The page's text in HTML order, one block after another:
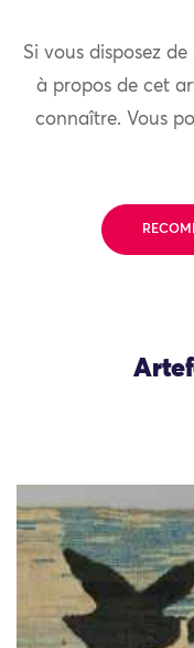
Si vous disposez
à propos de cet
connaître. Vous